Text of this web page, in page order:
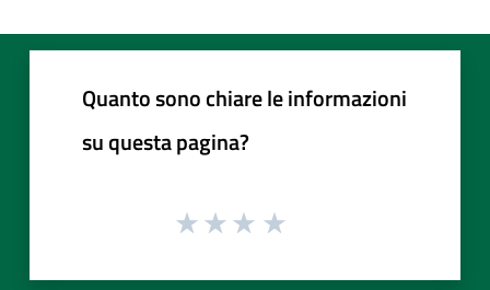
Quanto sono chiare le informazioni
su questa pagina?